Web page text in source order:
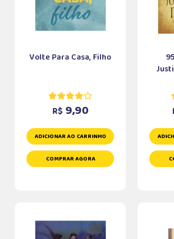
Volte Para Casa, Filho
R$ 9,90
ADICIONAR AO CARRINHO
COMPRAR AGORA